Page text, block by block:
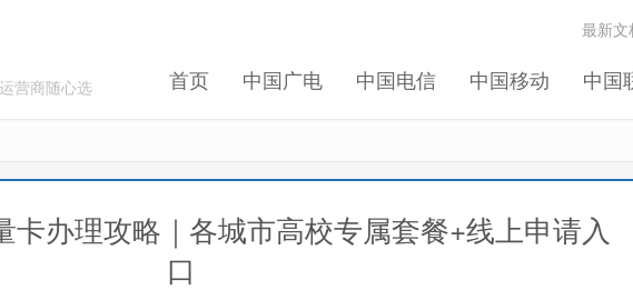
营商随心选 首页 中国广电 中国电信 中国移动 中国
最新文
卡办理攻略｜各城市高校专属套餐+线上申请入
口